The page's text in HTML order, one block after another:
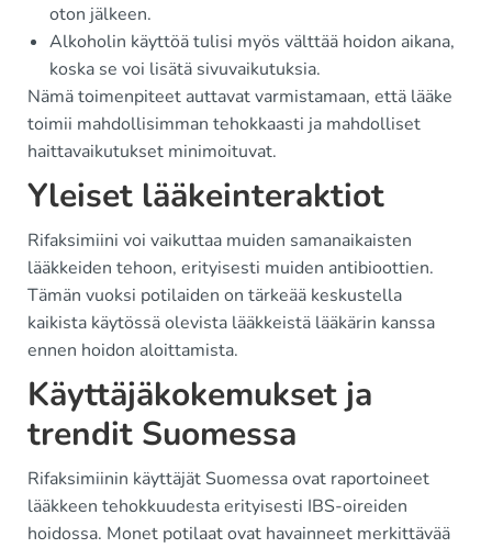
oton jälkeen.
Alkoholin käyttöä tulisi myös välttää hoidon aikana,
koska se voi lisätä sivuvaikutuksia.
Nämä toimenpiteet auttavat varmistamaan, että lääke
toimii mahdollisimman tehokkaasti ja mahdolliset
haittavaikutukset minimoituvat.
Yleiset lääkeinteraktiot
Rifaksimiini voi vaikuttaa muiden samanaikaisten
lääkkeiden tehoon, erityisesti muiden antibioottien.
Tämän vuoksi potilaiden on tärkeää keskustella
kaikista käytössä olevista lääkkeistä lääkärin kanssa
ennen hoidon aloittamista.
Käyttäjäkokemukset ja
trendit Suomessa
Rifaksimiinin käyttäjät Suomessa ovat raportoineet
lääkkeen tehokkuudesta erityisesti IBS-oireiden
hoidossa. Monet potilaat ovat havainneet merkittävää